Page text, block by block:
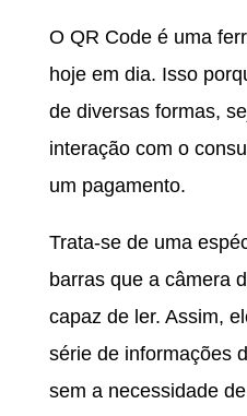
O QR Code é uma
hoje em dia. Isso
de diversas formas,
interação com o
um pagamento.
Trata-se de uma
barras que a câmera
capaz de ler. Assim,
série de informações
sem a necessidade